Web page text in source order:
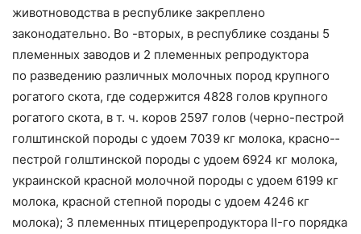
животноводства в республике закреплено
законодательно. Во -вторых, в республике созданы 5
племенных заводов и 2 племенных репродуктора
по разведению различных молочных пород крупного
рогатого скота, где содержится 4828 голов крупного
рогатого скота, в т. ч. коров 2597 голов (черно-­пестрой
голштинской породы с удоем 7039 кг молока, красно-­
пестрой голштинской породы с удоем 6924 кг молока,
украинской красной молочной породы с удоем 6199 кг
молока, красной степной породы с удоем 4246 кг
молока); 3 племенных птицерепродуктора II-го порядка